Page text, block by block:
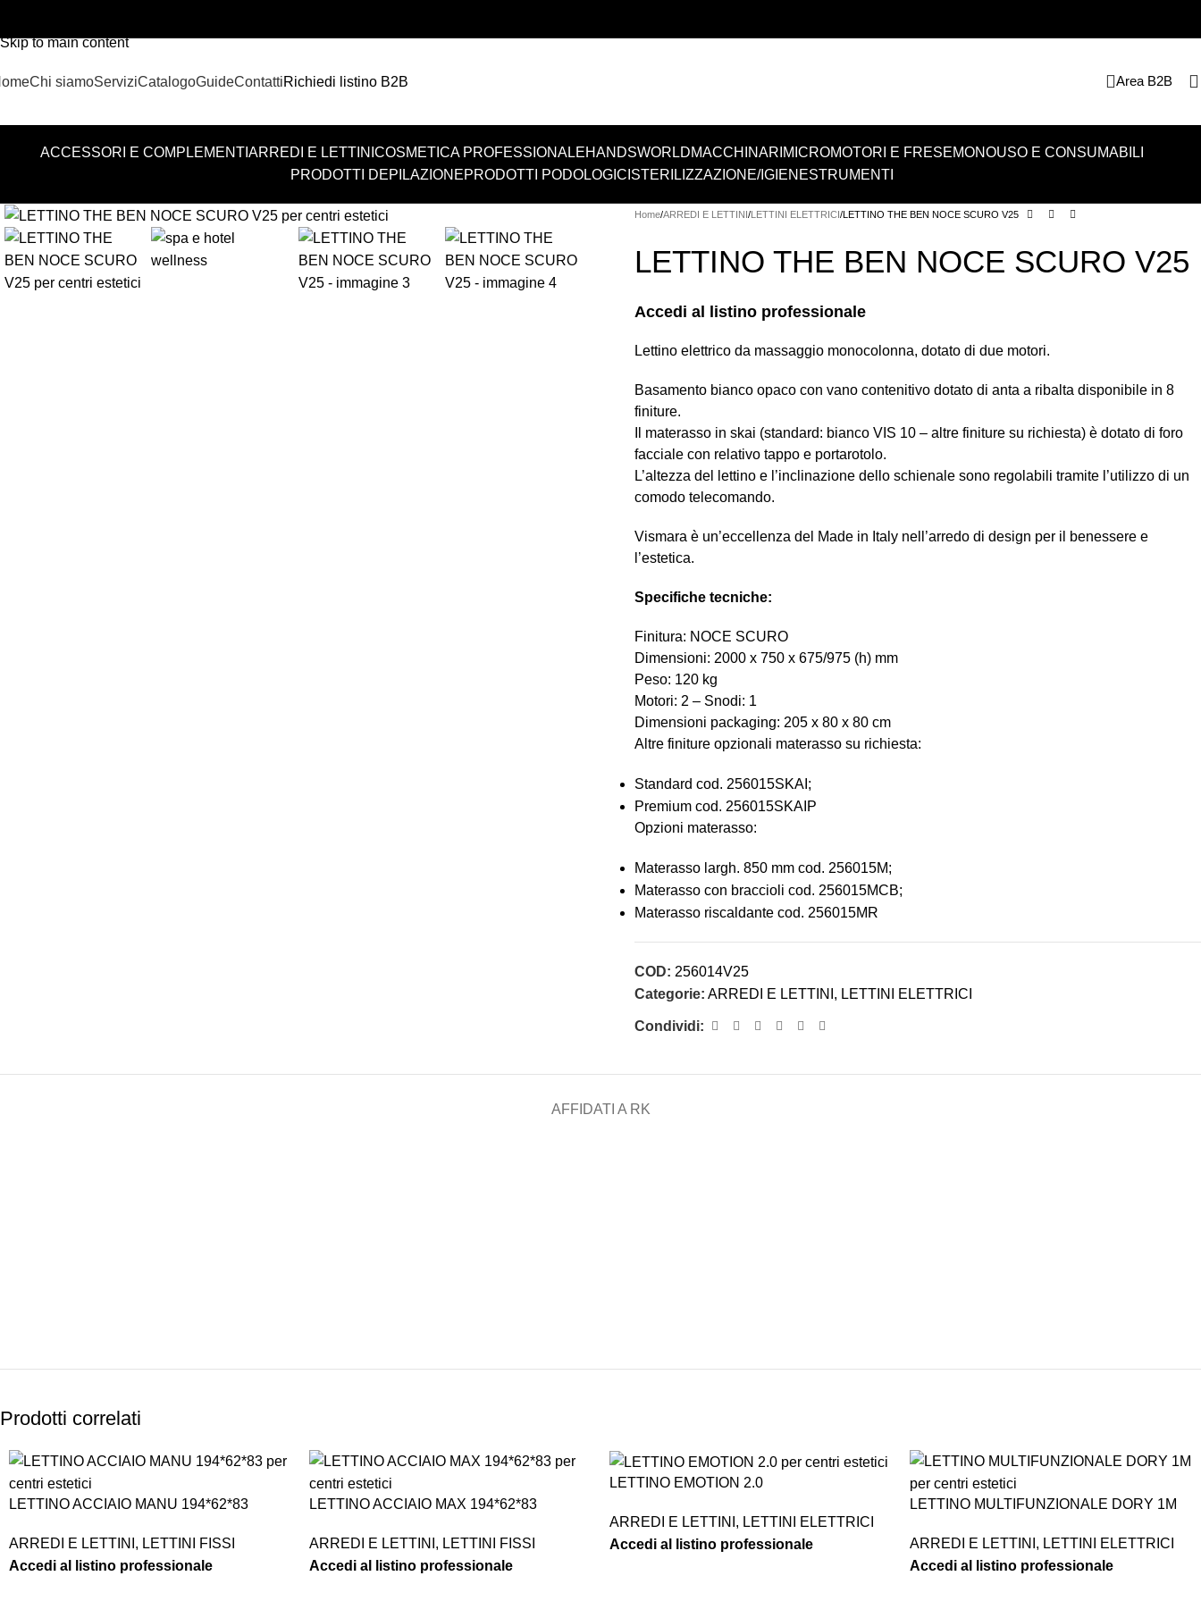
Skip to main content
Chi siamoServiziCatalogoGuideContattiRichiedi listino B2B Area B2B
ACCESSORI E COMPLEMENTI ARREDI E LETTINI COSMETICA PROFESSIONALEHANDSWORLDMACCHINARI MICROMOTORI E FRESEMONOUSO E CONSUMABILI
PRODOTTI DEPILAZIONEPRODOTTI PODOLOGICI STERILIZZAZIONE/IGIENESTRUMENTI
Home ARREDI E LETTINI LETTINI ELETTRICI LETTINO THE BEN NOCE SCURO V25
LETTINO THE BEN NOCE SCURO V25
Accedi al listino professionale
Lettino elettrico da massaggio monocolonna, dotato di due motori.
Basamento bianco opaco con vano contenitivo dotato di anta a ribalta disponibile in 8
finiture.
Il materasso in skai (standard: bianco VIS 10 – altre finiture su richiesta) è dotato di foro
facciale con relativo tappo e portarotolo.
L’altezza del lettino e l’inclinazione dello schienale sono regolabili tramite l’utilizzo di un
comodo telecomando.
Vismara è un’eccellenza del Made in Italy nell’arredo di design per il benessere e
l’estetica.
Specifiche tecniche:
Finitura: NOCE SCURO
Dimensioni: 2000 x 750 x 675/975 (h) mm
Peso: 120 kg
Motori: 2 – Snodi: 1
Dimensioni packaging: 205 x 80 x 80 cm
Altre finiture opzionali materasso su richiesta:
Standard cod. 256015SKAI;
Premium cod. 256015SKAIP
Opzioni materasso:
Materasso largh. 850 mm cod. 256015M;
Materasso con braccioli cod. 256015MCB;
Materasso riscaldante cod. 256015MR
COD: 256014V25
Categorie: ARREDI E LETTINI , LETTINI ELETTRICI
Condividi:
AFFIDATI A RK
Prodotti correlati
LETTINO ACCIAIO MANU 194*62*83
ARREDI E LETTINI , LETTINI FISSI
Accedi al listino professionale
LETTINO ACCIAIO MAX 194*62*83
ARREDI E LETTINI , LETTINI FISSI
Accedi al listino professionale
LETTINO EMOTION 2.0
ARREDI E LETTINI , LETTINI ELETTRICI
Accedi al listino professionale
LETTINO MULTIFUNZIONALE DORY 1M
ARREDI E LETTINI , LETTINI ELETTRICI
Accedi al listino professionale